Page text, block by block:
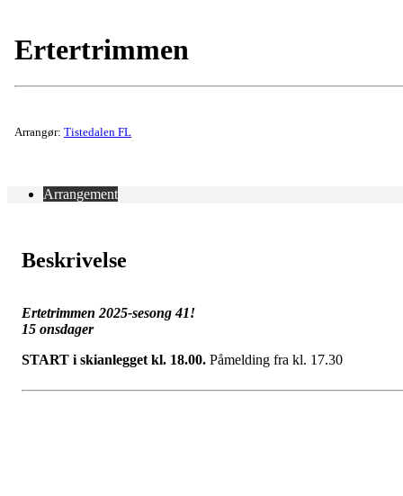
Ertertrimmen
Arrangør: Tistedalen FL
Arrangement
Beskrivelse
Ertetrimmen 2025-sesong 41!
15 onsdager
START i skianlegget kl. 18.00. Påmelding fra kl. 17.30